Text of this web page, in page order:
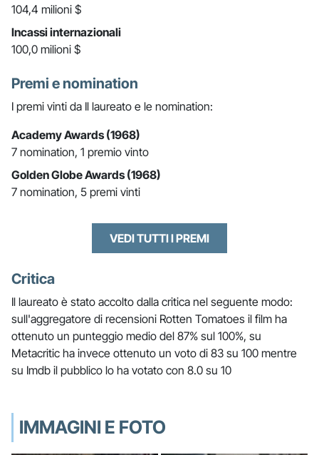
104,4 milioni $
Incassi internazionali
100,0 milioni $
Premi e nomination
I premi vinti da Il laureato e le nomination:
Academy Awards (1968)
7 nomination, 1 premio vinto
Golden Globe Awards (1968)
7 nomination, 5 premi vinti
VEDI TUTTI I PREMI
Critica
Il laureato è stato accolto dalla critica nel seguente modo:
sull'aggregatore di recensioni Rotten Tomatoes il film ha
ottenuto un punteggio medio del 87% sul 100%, su
Metacritic ha invece ottenuto un voto di 83 su 100 mentre
su Imdb il pubblico lo ha votato con 8.0 su 10
IMMAGINI E FOTO